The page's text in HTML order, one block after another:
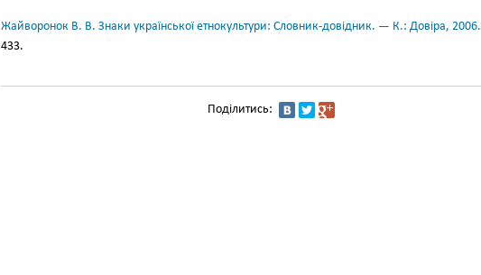
Жайворонок В. В. Знаки української етнокультури: Словник-довідник. — К.: Довіра, 2006.
433.
Поділитись: